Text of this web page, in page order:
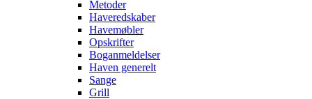
Metoder
Haveredskaber
Havemøbler
Opskrifter
Boganmeldelser
Haven generelt
Sange
Grill